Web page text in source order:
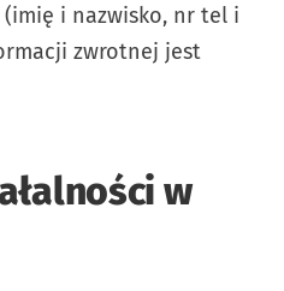
i nazwisko, nr tel i
zwrotnej jest
w